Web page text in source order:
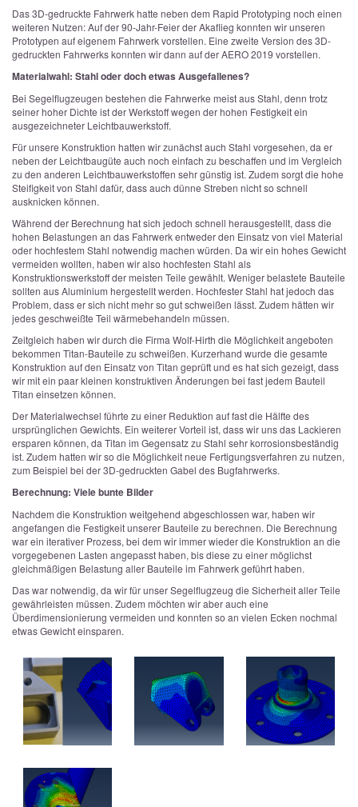
Das 3D-gedruckte Fahrwerk hatte neben dem Rapid Prototyping noch einen
weiteren Nutzen: Auf der 90-Jahr-Feier der Akaflieg konnten wir unseren
Prototypen auf eigenem Fahrwerk vorstellen. Eine zweite Version des 3D-
gedruckten Fahrwerks konnten wir dann auf der AERO 2019 vorstellen.
Materialwahl: Stahl oder doch etwas Ausgefallenes?
Bei Segelflugzeugen bestehen die Fahrwerke meist aus Stahl, denn trotz
seiner hoher Dichte ist der Werkstoff wegen der hohen Festigkeit ein
ausgezeichneter Leichtbauwerkstoff.
Für unsere Konstruktion hatten wir zunächst auch Stahl vorgesehen, da er
neben der Leichtbaugüte auch noch einfach zu beschaffen und im Vergleich
zu den anderen Leichtbauwerkstoffen sehr günstig ist. Zudem sorgt die hohe
Steifigkeit von Stahl dafür, dass auch dünne Streben nicht so schnell
ausknicken können.
Während der Berechnung hat sich jedoch schnell herausgestellt, dass die
hohen Belastungen an das Fahrwerk entweder den Einsatz von viel Material
oder hochfestem Stahl notwendig machen würden. Da wir ein hohes Gewicht
vermeiden wollten, haben wir also hochfesten Stahl als
Konstruktionswerkstoff der meisten Teile gewählt. Weniger belastete Bauteile
sollten aus Aluminium hergestellt werden. Hochfester Stahl hat jedoch das
Problem, dass er sich nicht mehr so gut schweißen lässt. Zudem hätten wir
jedes geschweißte Teil wärmebehandeln müssen.
Zeitgleich haben wir durch die Firma Wolf-Hirth die Möglichkeit angeboten
bekommen Titan-Bauteile zu schweißen. Kurzerhand wurde die gesamte
Konstruktion auf den Einsatz von Titan geprüft und es hat sich gezeigt, dass
wir mit ein paar kleinen konstruktiven Änderungen bei fast jedem Bauteil
Titan einsetzen können.
Der Materialwechsel führte zu einer Reduktion auf fast die Hälfte des
ursprünglichen Gewichts. Ein weiterer Vorteil ist, dass wir uns das Lackieren
ersparen können, da Titan im Gegensatz zu Stahl sehr korrosionsbeständig
ist. Zudem hatten wir so die Möglichkeit neue Fertigungsverfahren zu nutzen,
zum Beispiel bei der 3D-gedruckten Gabel des Bugfahrwerks.
Berechnung: Viele bunte Bilder
Nachdem die Konstruktion weitgehend abgeschlossen war, haben wir
angefangen die Festigkeit unserer Bauteile zu berechnen. Die Berechnung
war ein iterativer Prozess, bei dem wir immer wieder die Konstruktion an die
vorgegebenen Lasten angepasst haben, bis diese zu einer möglichst
gleichmäßigen Belastung aller Bauteile im Fahrwerk geführt haben.
Das war notwendig, da wir für unser Segelflugzeug die Sicherheit aller Teile
gewährleisten müssen. Zudem möchten wir aber auch eine
Überdimensionierung vermeiden und konnten so an vielen Ecken nochmal
etwas Gewicht einsparen.